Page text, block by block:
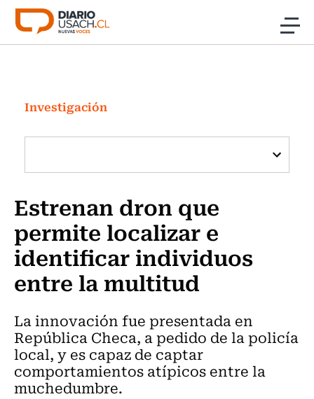
Click acá para ir directamente al contenido
Investigación
Cultura
Programas Radio y TV Usach
Investigación
Estrenan dron que
permite localizar e
identificar individuos
entre la multitud
La innovación fue presentada en
República Checa, a pedido de la policía
local, y es capaz de captar
comportamientos atípicos entre la
muchedumbre.